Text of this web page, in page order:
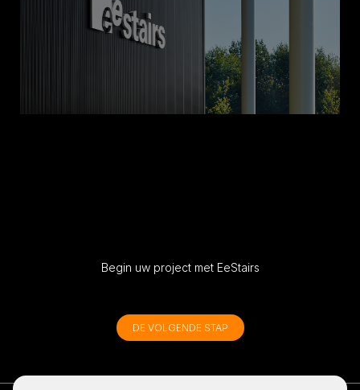
Begin uw project met EeStairs
DE VOLGENDE STAP